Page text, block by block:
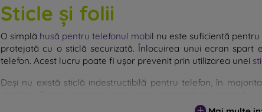
Sticle și folii
O simplă husă pentru telefonul mobil nu este suficientă
protejată cu o sticlă securizată. Înlocuirea unui ecran
telefon. Acest lucru poate fi ușor prevenit prin utilizarea unei
Deși nu există sticlă indestructibilă pentru telefon, în
rezistentă, cu atât protecția oferită este mai mare. Pe